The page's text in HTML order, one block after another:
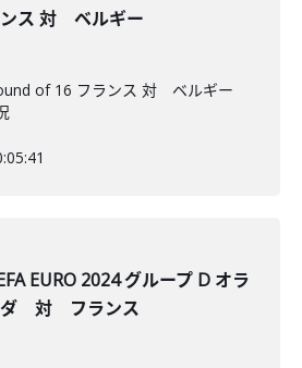
ス 対 ベルギー
of 16 フランス 対 ベルギー
EURO 2024 グループ D オラ
ダ 対 フランス